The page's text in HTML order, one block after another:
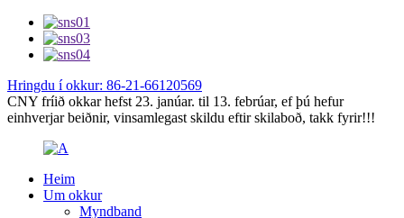
Hringdu í okkur: 86-21-66120569
CNY fríið okkar hefst 23. janúar. til 13. febrúar, ef þú hefur
einhverjar beiðnir, vinsamlegast skildu eftir skilaboð, takk fyrir!!!
Heim
Um okkur
Myndband